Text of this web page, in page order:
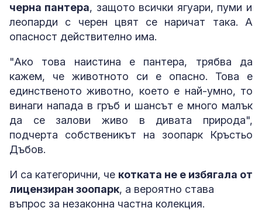
черна пантера, защото всички ягуари, пуми и
леопарди с черен цвят се наричат така. А
опасност действително има.
"Ако това наистина е пантера, трябва да
кажем, че животното си е опасно. Това е
единственото животно, което е най-умно, то
винаги напада в гръб и шансът е много малък
да се залови живо в дивата природа",
подчерта собственикът на зоопарк Кръстьо
Дъбов.
И са категорични, че котката не е избягала от
лицензиран зоопарк, а вероятно става
въпрос за незаконна частна колекция.